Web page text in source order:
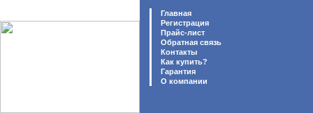
Главная
Регистрация
Прайс-лист
Обратная связь
Контакты
Как купить?
Гарантия
O компании